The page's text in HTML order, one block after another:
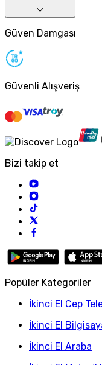
Güven Damgası
Güvenli Alışveriş
Bizi takip et
Popüler Kategoriler
İkinci El Cep
İkinci El
İkinci El Araba